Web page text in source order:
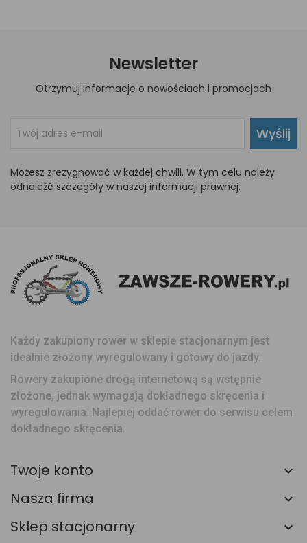
Newsletter
Otrzymuj informacje o nowościach i promocjach
Wyślij
Możesz zrezygnować w każdej chwili. W tym celu należy
odnaleźć szczegóły w naszej informacji prawnej.
Każdy zakupiony rower w sklepie stacjonarnym jest
idealnie złożony wyregulowany i gotowy do jazdy.
Rowery zakupione drogą internetową są wstępnie
złożone, jednak wymagają dokładnego skręcenia i
wyregulowania. Najlepiej oddać rower do serwisu celem
dokładnego skręcenia.
Twoje konto
Nasza firma
Sklep stacjonarny